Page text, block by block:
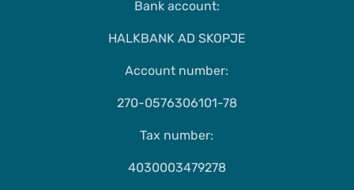
Bank account:
HALKBANK AD SKOPJE
Account number:
270-0576306101-78
Tax number:
4030003479278